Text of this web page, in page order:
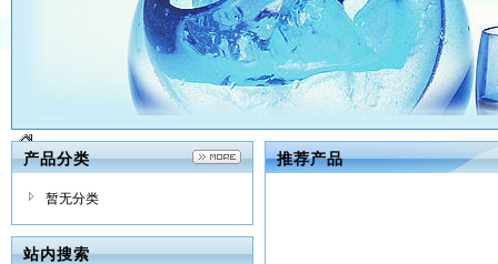
产品分类
暂无分类
站内搜索
推荐产品